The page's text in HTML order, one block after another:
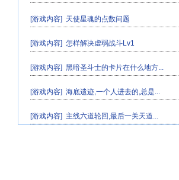
[游戏内容] 天使星魂的点数问题
[游戏内容] 怎样解决虚弱战斗Lv1
[游戏内容] 黑暗圣斗士的卡片在什么地方...
[游戏内容] 海底遗迹,一个人进去的,总是...
[游戏内容] 主线六道轮回,最后一关天道...